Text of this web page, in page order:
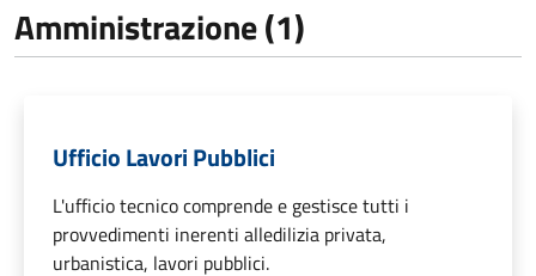
Amministrazione (1)
Ufficio Lavori Pubblici
L'ufficio tecnico comprende e gestisce tutti i
provvedimenti inerenti alledilizia privata,
urbanistica, lavori pubblici.